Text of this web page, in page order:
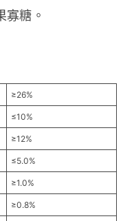
寡糖。
≥26%
≤10%
≥12%
≤5.0%
≥1.0%
≥0.8%